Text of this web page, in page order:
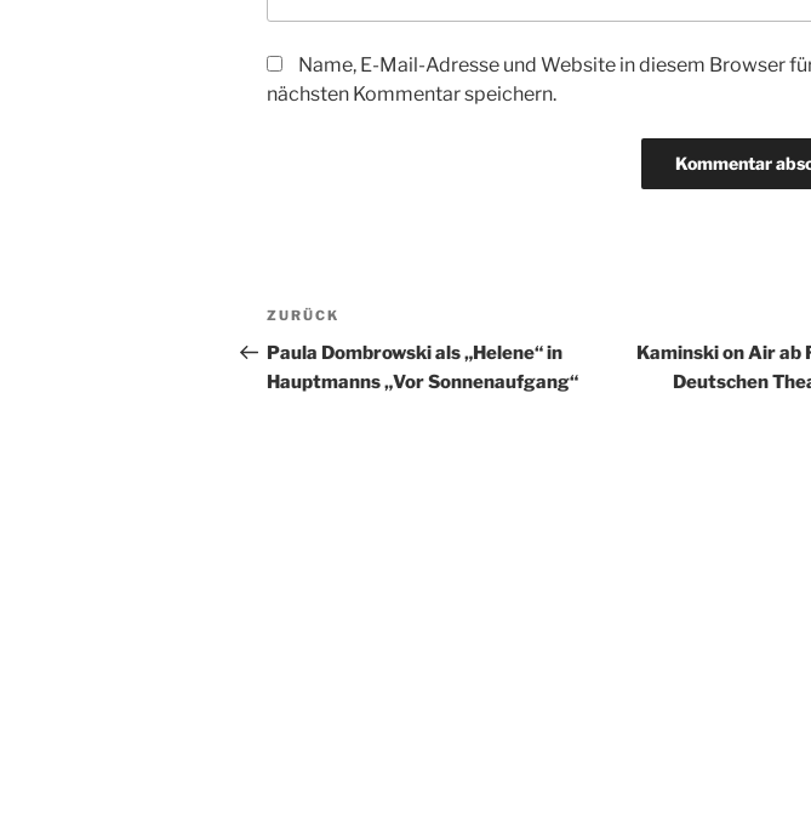
Name, E-Mail-Adresse und Website in diesem Browser
nächsten Kommentar speichern.
Beitragsnavigation
Vorheriger
Beitrag
ZURÜCK
Paula Dombrowski als „Helene“ in
Hauptmanns „Vor Sonnenaufgang“
Kaminski on Air ab
Deutschen